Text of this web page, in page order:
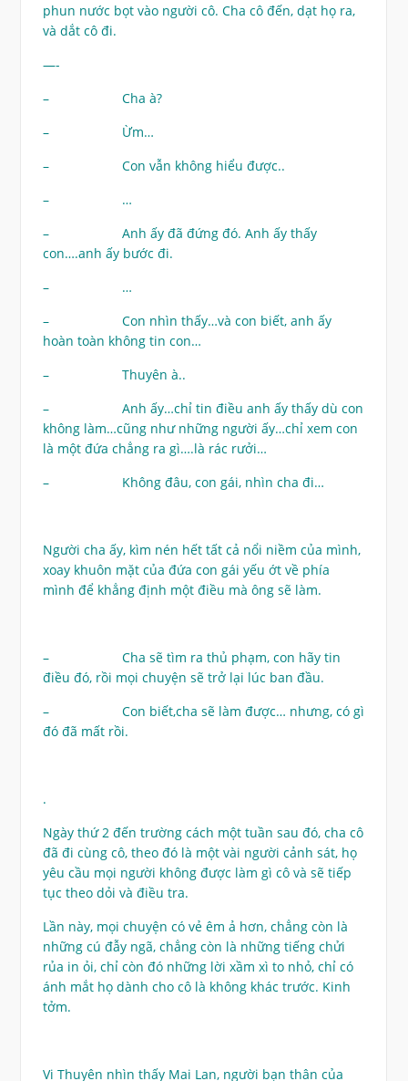
phun nước bọt vào người cô. Cha cô đến, dạt họ ra,
và dắt cô đi.
—-
– Cha à?
– Ừm…
– Con vẫn không hiểu được..
– …
– Anh ấy đã đứng đó. Anh ấy thấy
con….anh ấy bước đi.
– …
– Con nhìn thấy…và con biết, anh ấy
hoàn toàn không tin con…
– Thuyên à..
– Anh ấy…chỉ tin điều anh ấy thấy dù con
không làm…cũng như những người ấy…chỉ xem con
là một đứa chẳng ra gì….là rác rưởi…
– Không đâu, con gái, nhìn cha đi…
Người cha ấy, kìm nén hết tất cả nổi niềm của mình,
xoay khuôn mặt của đứa con gái yếu ớt về phía
mình để khẳng định một điều mà ông sẽ làm.
– Cha sẽ tìm ra thủ phạm, con hãy tin
điều đó, rồi mọi chuyện sẽ trở lại lúc ban đầu.
– Con biết,cha sẽ làm được… nhưng, có gì
đó đã mất rồi.
.
Ngày thứ 2 đến trường cách một tuần sau đó, cha cô
đã đi cùng cô, theo đó là một vài người cảnh sát, họ
yêu cầu mọi người không được làm gì cô và sẽ tiếp
tục theo dỏi và điều tra.
Lần này, mọi chuyện có vẻ êm ả hơn, chẳng còn là
những cú đẫy ngã, chẳng còn là những tiếng chửi
rủa in ỏi, chỉ còn đó những lời xầm xì to nhỏ, chỉ có
ánh mắt họ dành cho cô là không khác trước. Kinh
tởm.
Vi Thuyên nhìn thấy Mai Lan, người bạn thân của